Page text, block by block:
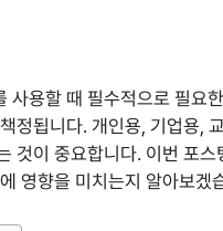
사용할 때 필수적으로 필요
정됩니다. 개인용, 기업용,
것이 중요합니다. 이번 포
영향을 미치는지 알아보겠